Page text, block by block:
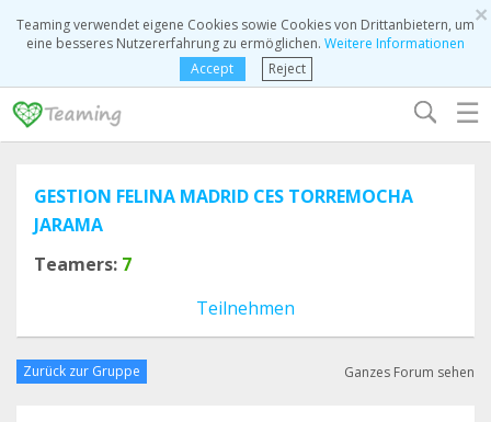
×
Teaming verwendet eigene Cookies sowie Cookies von Drittanbietern, um
eine besseres Nutzererfahrung zu ermöglichen. Weitere Informationen
Accept
Reject
☰
GESTION FELINA MADRID CES TORREMOCHA
JARAMA
Teamers: 7
Teilnehmen
Zurück zur Gruppe Ganzes Forum sehen